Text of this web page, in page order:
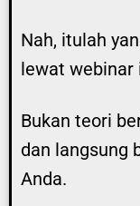
Nah, itulah
lewat webinar
Bukan teori
dan langsung
Anda.